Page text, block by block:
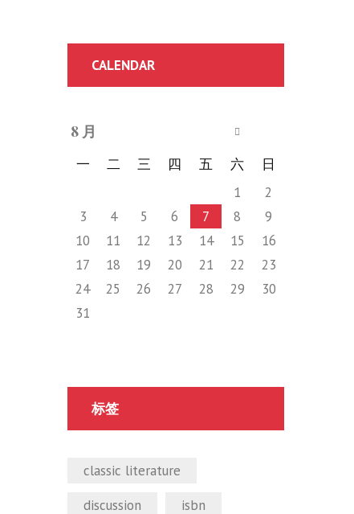
CALENDAR
8 月
一 二 三 四 五 六
日
1
2
3
4 5 6 7 8
9
10
11 12 13 14 15
16
17
18 19 20 21 22
23
24
25 26 27 28 29
30
31
标签
classic literature
discussion
isbn